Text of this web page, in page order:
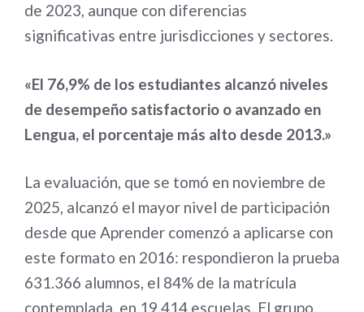
de 2023, aunque con diferencias
significativas entre jurisdicciones y sectores.
«El 76,9% de los estudiantes alcanzó niveles
de desempeño satisfactorio o avanzado en
Lengua, el porcentaje más alto desde 2013.»
La evaluación, que se tomó en noviembre de
2025, alcanzó el mayor nivel de participación
desde que Aprender comenzó a aplicarse con
este formato en 2016: respondieron la prueba
631.366 alumnos, el 84% de la matrícula
contemplada, en 19.414 escuelas. El grupo